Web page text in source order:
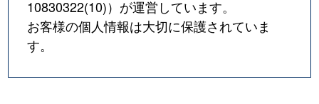
10830322(10)）が運営しています。
お客様の個人情報は大切に保護されていま
す。